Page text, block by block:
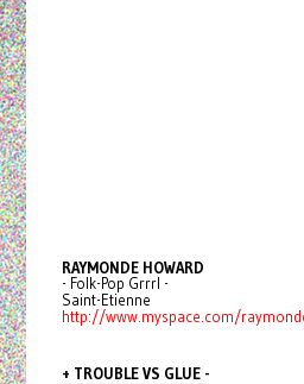
RAYMONDE HOWARD
- Folk-Pop Grrrl -
Saint-Etienne
http://www.myspace.com/
+ TROUBLE VS GLUE -